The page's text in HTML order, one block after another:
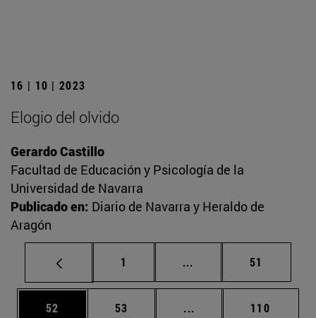
16 | 10 | 2023
Elogio del olvido
Gerardo Castillo
Facultad de Educación y Psicología de la
Universidad de Navarra
Publicado en: Diario de Navarra y Heraldo de
Aragón
Página
1 ... Páginas intermedias
Página
51
Página
52 Página
53 ... Páginas intermedias
Página
110